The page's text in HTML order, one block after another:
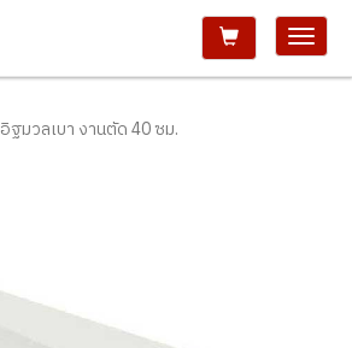
อิฐมวลเบา งานตัด 40 ซม.